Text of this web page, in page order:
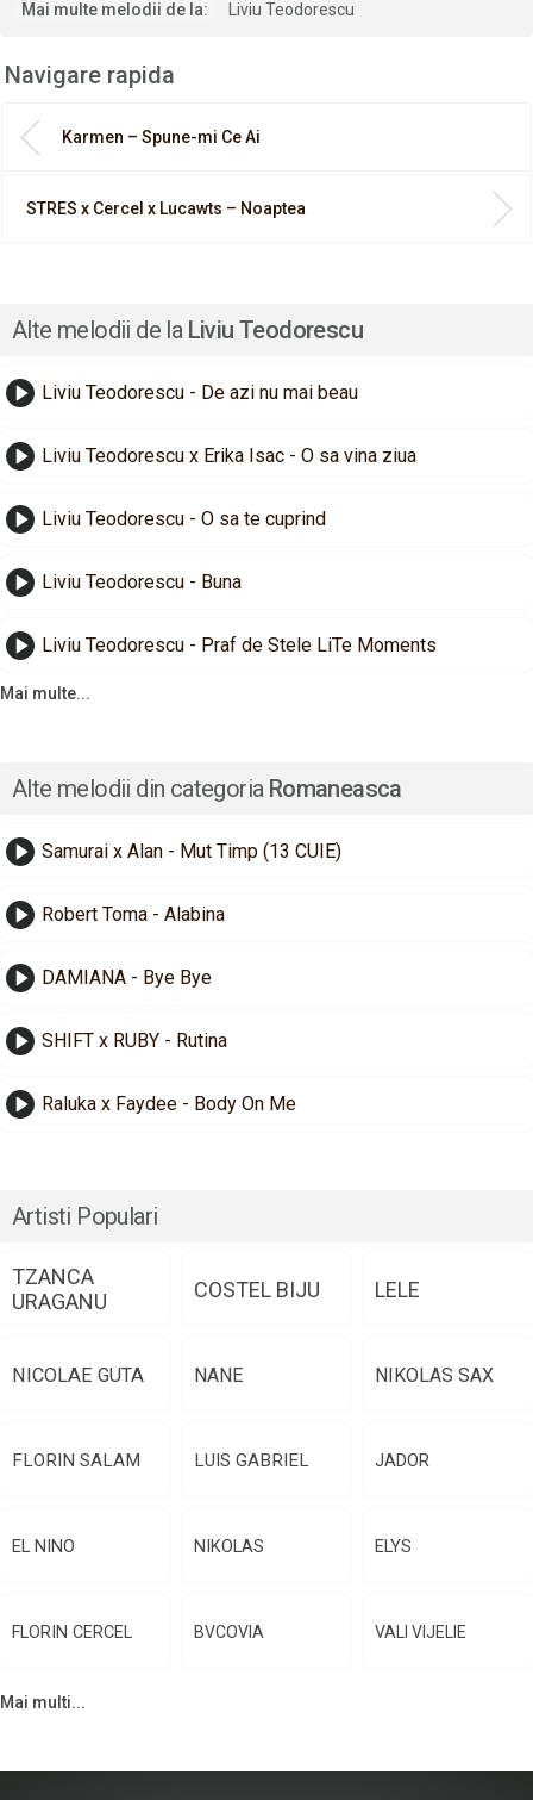
Mai multe melodii de la: Liviu Teodorescu
Navigare rapida
Karmen – Spune-mi Ce Ai
STRES x Cercel x Lucawts – Noaptea
Alte melodii de la Liviu Teodorescu
Liviu Teodorescu - De azi nu mai beau
Liviu Teodorescu x Erika Isac - O sa vina ziua
Liviu Teodorescu - O sa te cuprind
Liviu Teodorescu - Buna
Liviu Teodorescu - Praf de Stele LiTe Moments
Mai multe...
Alte melodii din categoria Romaneasca
Samurai x Alan - Mut Timp (13 CUIE)
Robert Toma - Alabina
DAMIANA - Bye Bye
SHIFT x RUBY - Rutina
Raluka x Faydee - Body On Me
Artisti Populari
TZANCA
URAGANU
COSTEL BIJU LELE
NICOLAE GUTA NANE NIKOLAS SAX
FLORIN SALAM LUIS GABRIEL JADOR
EL NINO NIKOLAS ELYS
FLORIN CERCEL BVCOVIA VALI VIJELIE
Mai multi...